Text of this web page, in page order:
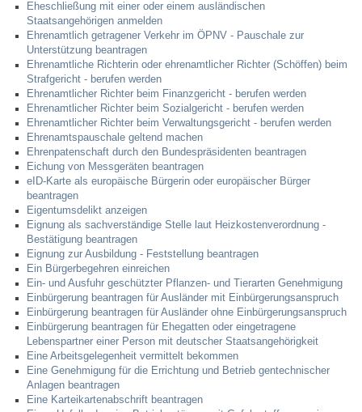
Eheschließung mit einer oder einem ausländischen
Staatsangehörigen anmelden
Ehrenamtlich getragener Verkehr im ÖPNV - Pauschale zur
Unterstützung beantragen
Ehrenamtliche Richterin oder ehrenamtlicher Richter (Schöffen) beim
Strafgericht - berufen werden
Ehrenamtlicher Richter beim Finanzgericht - berufen werden
Ehrenamtlicher Richter beim Sozialgericht - berufen werden
Ehrenamtlicher Richter beim Verwaltungsgericht - berufen werden
Ehrenamtspauschale geltend machen
Ehrenpatenschaft durch den Bundespräsidenten beantragen
Eichung von Messgeräten beantragen
eID-Karte als europäische Bürgerin oder europäischer Bürger
beantragen
Eigentumsdelikt anzeigen
Eignung als sachverständige Stelle laut Heizkostenverordnung -
Bestätigung beantragen
Eignung zur Ausbildung - Feststellung beantragen
Ein Bürgerbegehren einreichen
Ein- und Ausfuhr geschützter Pflanzen- und Tierarten Genehmigung
Einbürgerung beantragen für Ausländer mit Einbürgerungsanspruch
Einbürgerung beantragen für Ausländer ohne Einbürgerungsanspruch
Einbürgerung beantragen für Ehegatten oder eingetragene
Lebenspartner einer Person mit deutscher Staatsangehörigkeit
Eine Arbeitsgelegenheit vermittelt bekommen
Eine Genehmigung für die Errichtung und Betrieb gentechnischer
Anlagen beantragen
Eine Karteikartenabschrift beantragen